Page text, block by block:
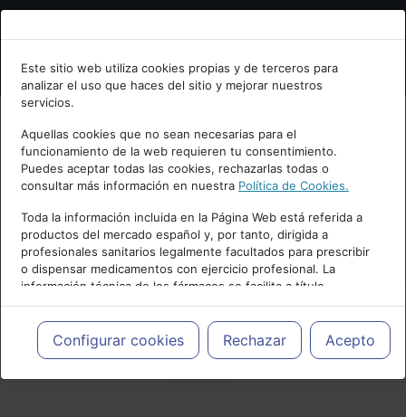
Bienvenid@ a psiquiatria.com
Escribe tu Email
Accede o regístrate con tu email.
Cancelar
Este sitio web utiliza cookies propias y de terceros para
analizar el uso que haces del sitio y mejorar nuestros
servicios.
Aquellas cookies que no sean necesarias para el
funcionamiento de la web requieren tu consentimiento.
Puedes aceptar todas las cookies, rechazarlas todas o
consultar más información en nuestra Política de Cookies.
Toda la información incluida en la Página Web está referida a
productos del mercado español y, por tanto, dirigida a
profesionales sanitarios legalmente facultados para prescribir
o dispensar medicamentos con ejercicio profesional. La
información técnica de los fármacos se facilita a título
meramente informativo, siendo responsabilidad de los
profesionales facultados prescribir medicamentos y decidir, en
cada caso concreto, el tratamiento más adecuado a las
necesidades del paciente.
Configurar cookies Rechazar Acepto
PUBLICIDAD